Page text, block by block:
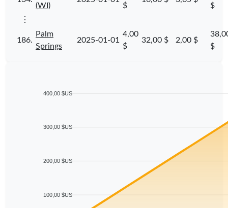
(WI) $
$
⋮
186.
Palm
Springs
2025-01-01
4,00
$
32,00 $ 2,00 $
$
400,00 $US
300,00 $US
200,00 $US
100,00 $US